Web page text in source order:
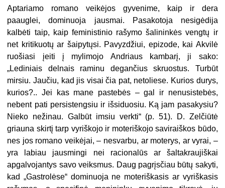
Aptariamo romano veikėjos gyvenime, kaip ir dera
paauglei, dominuoja jausmai. Pasakotoja nesigėdija
kalbėti taip, kaip feministinio rašymo šalininkės vengtų ir
net kritikuotų ar šaipytųsi. Pavyzdžiui, epizode, kai Akvilė
ruošiasi įeiti į mylimojo Andriaus kambarį, ji sako:
„Lediniais delnais raminu degančius skruostus. Turbūt
mirsiu. Jaučiu, kad jis visai čia pat, netoliese. Kurios durys,
kurios?.. Jei kas mane pastebės – gal ir nenusistebės,
nebent pati persistengsiu ir išsiduosiu. Ką jam pasakysiu?
Nieko nežinau. Galbūt imsiu verkti“ (p. 51). D. Zelčiūtė
griauna skirtį tarp vyriškojo ir moteriškojo saviraiškos būdo,
nes jos romano veikėjai, – nesvarbu, ar moterys, ar vyrai, –
yra labiau jausmingi nei racionalūs ar šaltakraujiškai
apgalvojantys savo veiksmus. Daug pagrįsčiau būtų sakyti,
kad „Gastrolėse“ dominuoja ne moteriškasis ar vyriškasis